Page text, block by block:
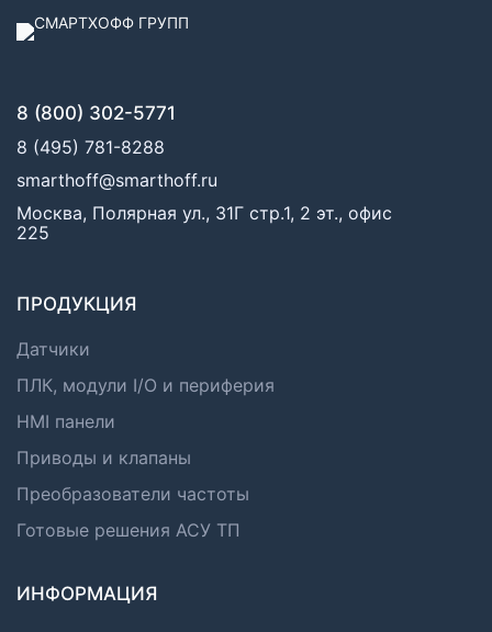
8 (800) 302-5771
8 (495) 781-8288
smarthoff@smarthoff.ru
Москва, Полярная ул., 31Г стр.1, 2 эт., офис
225
ПРОДУКЦИЯ
Датчики
ПЛК, модули I/O и периферия
HMI панели
Приводы и клапаны
Преобразователи частоты
Готовые решения АСУ ТП
ИНФОРМАЦИЯ